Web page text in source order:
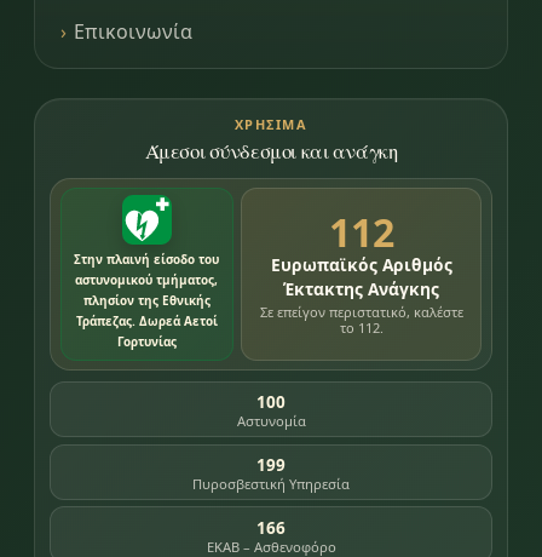
Επικοινωνία
ΧΡΉΣΙΜΑ
Άμεσοι σύνδεσμοι και ανάγκη
Στην πλαινή είσοδο του
αστυνομικού τμήματος,
πλησίον της Εθνικής
Τράπεζας. Δωρεά Αετοί
Γορτυνίας
112
Ευρωπαϊκός Αριθμός
Έκτακτης Ανάγκης
Σε επείγον περιστατικό, καλέστε
το 112.
100
Αστυνομία
199
Πυροσβεστική Υπηρεσία
166
ΕΚΑΒ – Ασθενοφόρο